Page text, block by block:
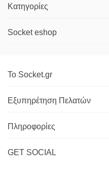
Κατηγορίες
Socket eshop
Το Socket.gr
Εξυπηρέτηση Πελατών
Πληροφορίες
GET SOCIAL